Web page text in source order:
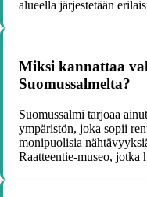
alueella järjestetään
Miksi kannattaa
Suomussalmelta?
Suomussalmi tarjoaa
ympäristön, joka sopii
monipuolisia
Raatteentie-museo,